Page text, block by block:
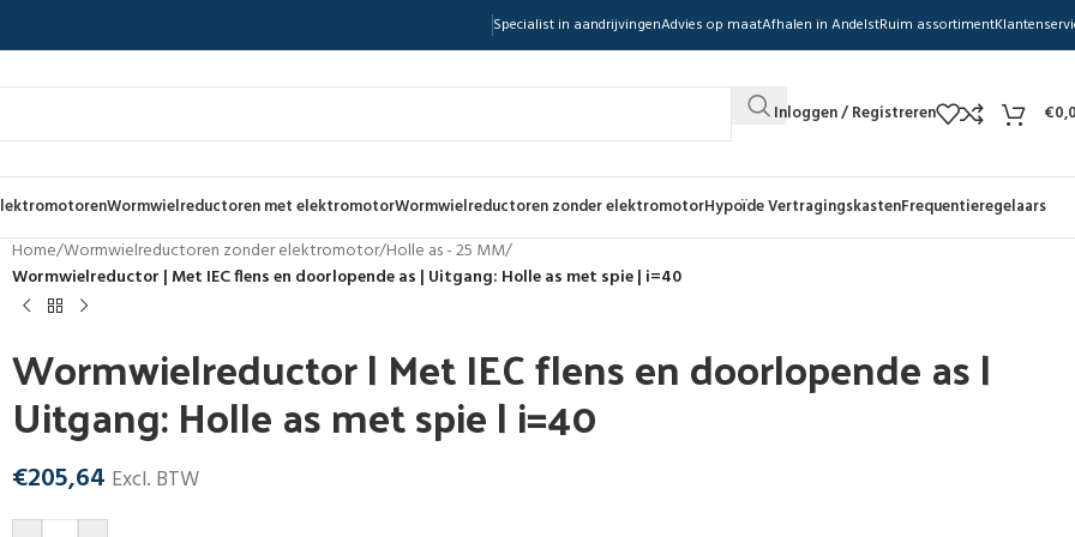
Specialist in aandrijvingenAdvies op maatAfhalen in AndelstRuim assortiment
Inloggen / Registreren €
Wormwielreductoren met elektromotorWormwielreductoren zonder elektromotorHypoïde VertragingskastenFrequentieregelaars
Home/Wormwielreductoren zonder elektromotor/Holle as - 25 MM/
Wormwielreductor | Met IEC flens en doorlopende as | Uitgang: Holle as met spie | i=40
Wormwielreductor | Met IEC flens en doorlopende as |
Uitgang: Holle as met spie | i=40
€205,64 Excl. BTW